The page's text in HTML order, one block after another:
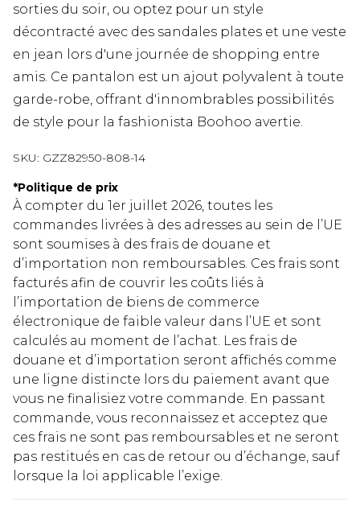
sorties du soir, ou optez pour un style
décontracté avec des sandales plates et une veste
en jean lors d'une journée de shopping entre
amis. Ce pantalon est un ajout polyvalent à toute
garde-robe, offrant d'innombrables possibilités
de style pour la fashionista Boohoo avertie.
SKU: GZZ82950-808-14
*Politique de prix
À compter du 1er juillet 2026, toutes les
commandes livrées à des adresses au sein de l’UE
sont soumises à des frais de douane et
d’importation non remboursables. Ces frais sont
facturés afin de couvrir les coûts liés à
l’importation de biens de commerce
électronique de faible valeur dans l’UE et sont
calculés au moment de l’achat. Les frais de
douane et d’importation seront affichés comme
une ligne distincte lors du paiement avant que
vous ne finalisiez votre commande. En passant
commande, vous reconnaissez et acceptez que
ces frais ne sont pas remboursables et ne seront
pas restitués en cas de retour ou d’échange, sauf
lorsque la loi applicable l’exige.